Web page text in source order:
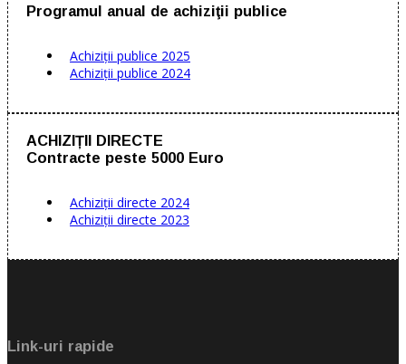
Programul anual de achiziţii publice
Achiziţii publice 2025
Achiziţii publice 2024
ACHIZIȚII DIRECTE
Contracte peste 5000 Euro
Achiziții directe 2024
Achiziții directe 2023
Link-uri rapide